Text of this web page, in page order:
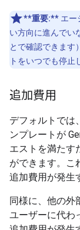
**重要:** エー
い方向に進んでい
とで確認できます
トをいつでも停止
追加費用
デフォルトでは
ンプレートが
エストを満たす
ができます。こ
追加費用が発生
同様に、他の外
ユーザーに代わ